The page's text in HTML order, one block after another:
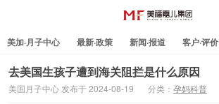
美加·月子中心 最新·政策 新闻·报道 客户·评价
热门·文章
所有·文章 孕妈科普 标签云
去美国生孩子遭到海关阻拦是什么原因
美国月子中心 发布于 2024-08-19 分类： 孕妈科普